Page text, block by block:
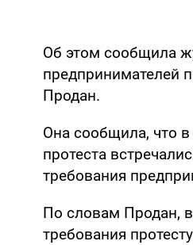
Об этом сообщила
предпринимателей
Продан.
Она сообщила, что
протеста
требования
По словам Продан,
требования